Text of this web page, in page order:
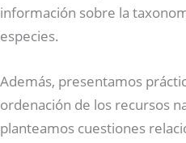
información sobre la
especies.
Además, presentamos
ordenación de los recursos
planteamos cuestiones